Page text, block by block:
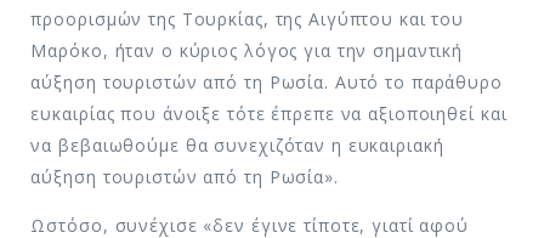
προορισμών της Τουρκίας, της Αιγύπτου και του
Μαρόκο, ήταν ο κύριος λόγος για την σημαντική
αύξηση τουριστών από τη Ρωσία. Αυτό το παράθυρο
ευκαιρίας που άνοιξε τότε έπρεπε να αξιοποιηθεί και
να βεβαιωθούμε θα συνεχιζόταν η ευκαιριακή
αύξηση τουριστών από τη Ρωσία».
Ωστόσο, συνέχισε «δεν έγινε τίποτε, γιατί αφού